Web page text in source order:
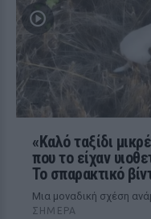
«Καλό ταξίδι
που το είχαν
Το σπαρακτικό
Μια μοναδική σχέση
ΣΉΜΕΡΑ